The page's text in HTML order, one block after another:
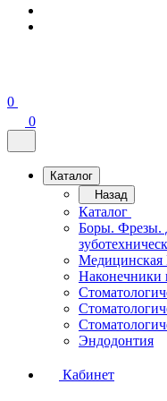
0
0
Каталог
Назад
Каталог
Боры. Фрезы.
Медицинская
Наконечники
Эндодонтия
Кабинет